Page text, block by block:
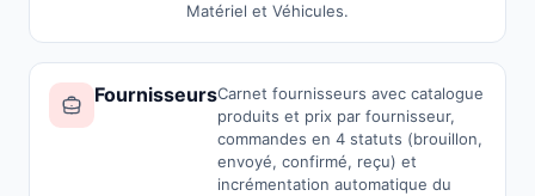
Matériel et Véhicules.
FournisseursCarnet fournisseurs avec catalogue
produits et prix par fournisseur,
commandes en 4 statuts (brouillon,
envoyé, confirmé, reçu) et
incrémentation automatique du